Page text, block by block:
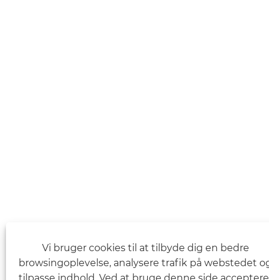
Vi bruger cookies til at tilbyde dig en bedre
browsingoplevelse, analysere trafik på webstedet